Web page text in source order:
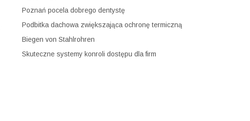
Poznań pocela dobrego dentystę
Podbitka dachowa zwiększająca ochronę termiczną
Biegen von Stahlrohren
Skuteczne systemy konroli dostępu dla firm